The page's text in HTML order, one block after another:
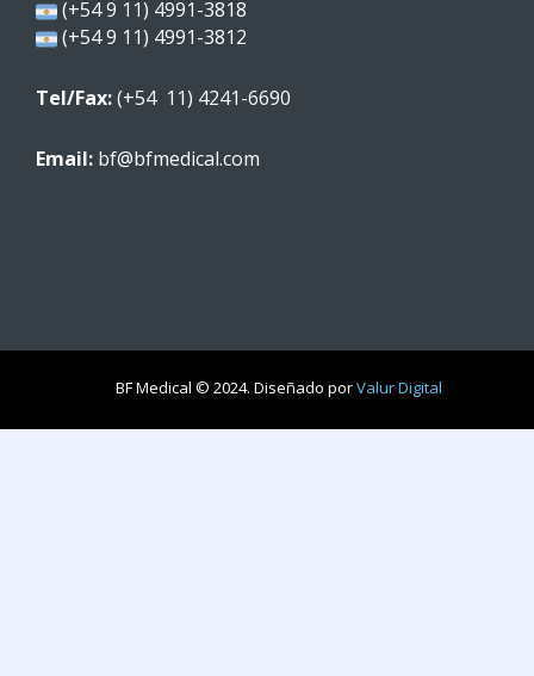
(+54 9 11) 4991-3818
(+54 9 11) 4991-3812
Tel/Fax:(+54 11) 4241-6690
Email: bf@bfmedical.com
BF Medical © 2024. Diseñado porValur Digital